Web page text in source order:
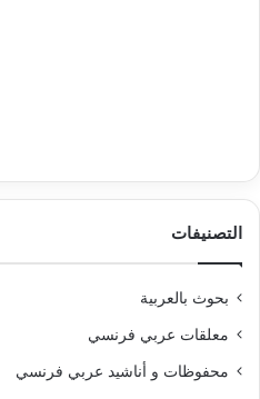
التصنيفات
بحوث بالعربية
معلقات عربي فرنسي
محفوظات و أناشيد عربي فرنسي